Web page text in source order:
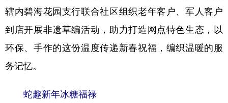
辖内碧海花园支行联合社区组织老年客户、军人客户
到店开展非遗草编活动，助力打造网点特色生态，以
环保、手作的这份温度传递新春祝福，编织温暖的服
务记忆。
蛇趣新年冰糖福禄